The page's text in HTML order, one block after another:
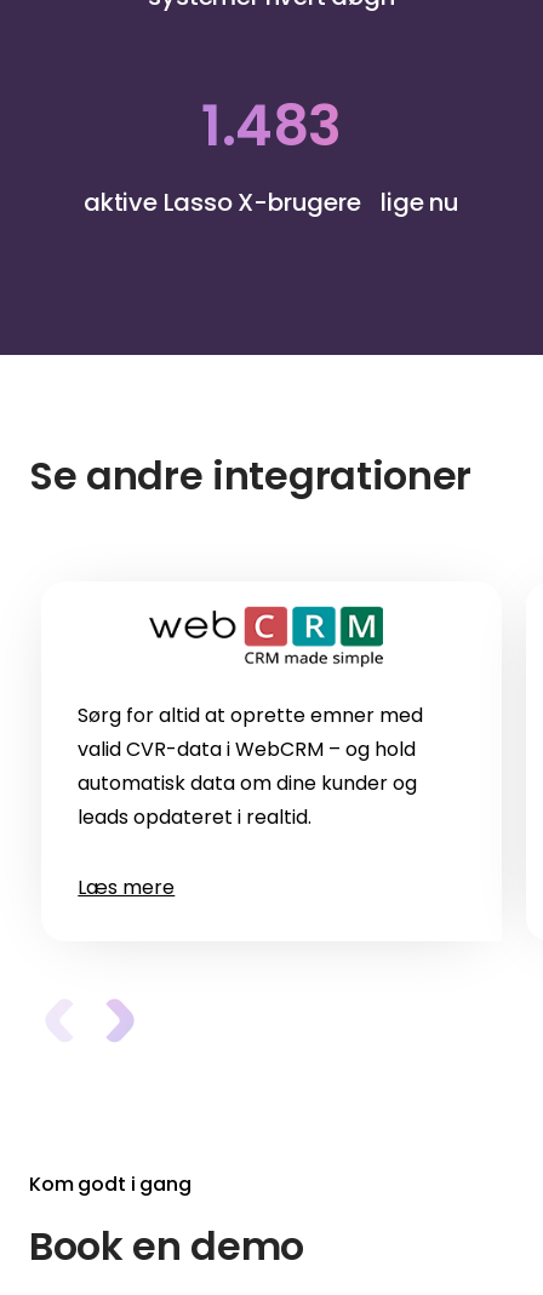
1.483
aktive Lasso X-brugere lige nu
Se andre integrationer
Sørg for altid at oprette emner med
valid CVR-data i WebCRM – og hold
automatisk data om dine kunder og
leads opdateret i realtid.
Læs mere
Kom godt i gang
Book en demo